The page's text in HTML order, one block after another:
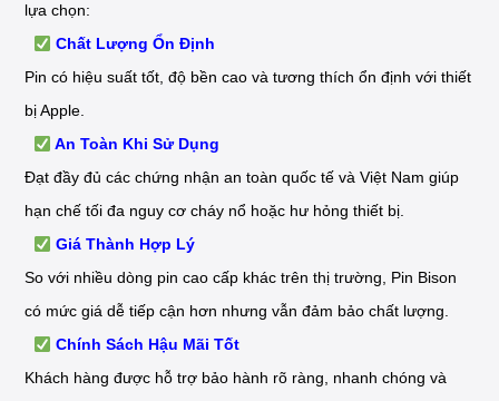
lựa chọn:
Chất Lượng Ổn Định
Pin có hiệu suất tốt, độ bền cao và tương thích ổn định với thiết
bị Apple.
An Toàn Khi Sử Dụng
Đạt đầy đủ các chứng nhận an toàn quốc tế và Việt Nam giúp
hạn chế tối đa nguy cơ cháy nổ hoặc hư hỏng thiết bị.
Giá Thành Hợp Lý
So với nhiều dòng pin cao cấp khác trên thị trường, Pin Bison
có mức giá dễ tiếp cận hơn nhưng vẫn đảm bảo chất lượng.
Chính Sách Hậu Mãi Tốt
Khách hàng được hỗ trợ bảo hành rõ ràng, nhanh chóng và